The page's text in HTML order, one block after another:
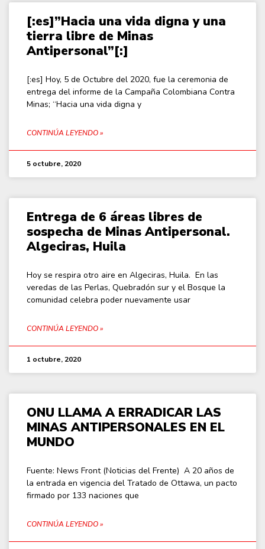
[:es]”Hacia una vida digna y una
tierra libre de Minas
Antipersonal”[:]
[:es] Hoy, 5 de Octubre del 2020, fue la ceremonia de
entrega del informe de la Campaña Colombiana Contra
Minas; “Hacia una vida digna y
CONTINÚA LEYENDO »
5 octubre, 2020
Entrega de 6 áreas libres de
sospecha de Minas Antipersonal.
Algeciras, Huila
Hoy se respira otro aire en Algeciras, Huila. En las
veredas de las Perlas, Quebradón sur y el Bosque la
comunidad celebra poder nuevamente usar
CONTINÚA LEYENDO »
1 octubre, 2020
ONU LLAMA A ERRADICAR LAS
MINAS ANTIPERSONALES EN EL
MUNDO
Fuente: News Front (Noticias del Frente) A 20 años de
la entrada en vigencia del Tratado de Ottawa, un pacto
firmado por 133 naciones que
CONTINÚA LEYENDO »